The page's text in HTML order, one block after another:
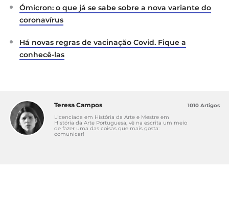
Ómicron: o que já se sabe sobre a nova variante do
coronavírus
Há novas regras de vacinação Covid. Fique a
conhecê-las
Teresa Campos
Licenciada em História da Arte e Mestre em
História da Arte Portuguesa, vê na escrita um meio
de fazer uma das coisas que mais gosta:
comunicar!
1010 Artigos